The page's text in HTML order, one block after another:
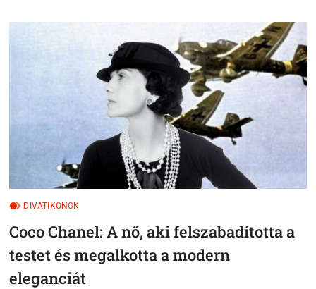
DIVATIKONOK
Coco Chanel: A nő, aki felszabadította a
testet és megalkotta a modern
eleganciát